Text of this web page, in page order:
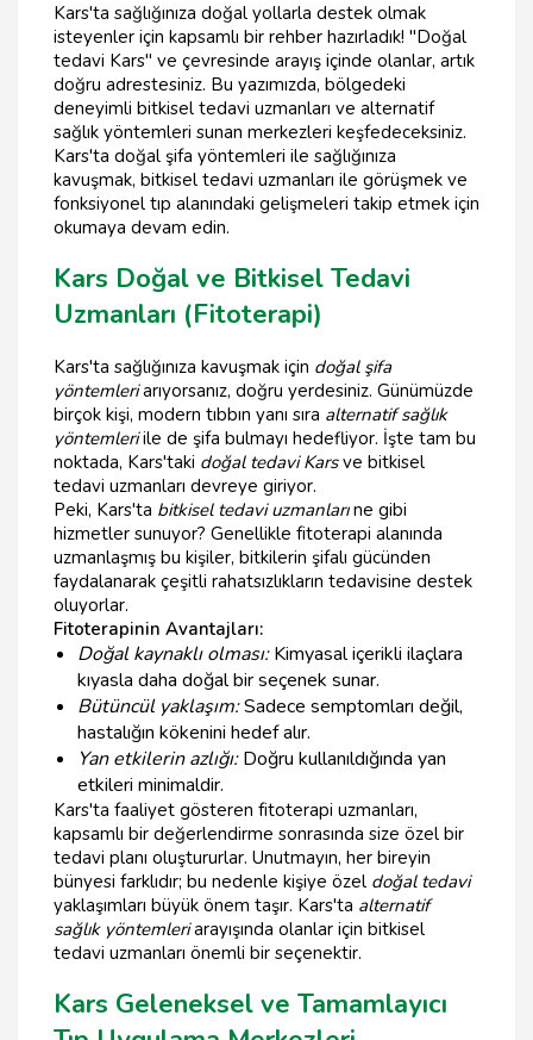
Kars'ta sağlığınıza doğal yollarla destek olmak
isteyenler için kapsamlı bir rehber hazırladık! "Doğal
tedavi Kars" ve çevresinde arayış içinde olanlar, artık
doğru adrestesiniz. Bu yazımızda, bölgedeki
deneyimli bitkisel tedavi uzmanları ve alternatif
sağlık yöntemleri sunan merkezleri keşfedeceksiniz.
Kars'ta doğal şifa yöntemleri ile sağlığınıza
kavuşmak, bitkisel tedavi uzmanları ile görüşmek ve
fonksiyonel tıp alanındaki gelişmeleri takip etmek için
okumaya devam edin.
Kars Doğal ve Bitkisel Tedavi
Uzmanları (Fitoterapi)
Kars'ta sağlığınıza kavuşmak için doğal şifa
yöntemleriarıyorsanız, doğru yerdesiniz. Günümüzde
birçok kişi, modern tıbbın yanı sıra alternatif sağlık
yöntemleriile de şifa bulmayı hedefliyor. İşte tam bu
noktada, Kars'taki doğal tedavi Karsve bitkisel
tedavi uzmanları devreye giriyor.
Peki, Kars'ta bitkisel tedavi uzmanlarıne gibi
hizmetler sunuyor? Genellikle fitoterapi alanında
uzmanlaşmış bu kişiler, bitkilerin şifalı gücünden
faydalanarak çeşitli rahatsızlıkların tedavisine destek
oluyorlar.
Fitoterapinin Avantajları:
Doğal kaynaklı olması:Kimyasal içerikli ilaçlara
kıyasla daha doğal bir seçenek sunar.
Bütüncül yaklaşım:Sadece semptomları değil,
hastalığın kökenini hedef alır.
Yan etkilerin azlığı:Doğru kullanıldığında yan
etkileri minimaldir.
Kars'ta faaliyet gösteren fitoterapi uzmanları,
kapsamlı bir değerlendirme sonrasında size özel bir
tedavi planı oluştururlar. Unutmayın, her bireyin
bünyesi farklıdır; bu nedenle kişiye özel doğal tedavi
yaklaşımları büyük önem taşır. Kars'ta alternatif
sağlık yöntemleriarayışında olanlar için bitkisel
tedavi uzmanları önemli bir seçenektir.
Kars Geleneksel ve Tamamlayıcı